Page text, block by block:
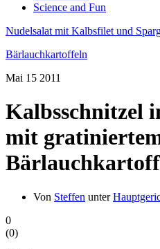
Science and Fun
Nudelsalat mit Kalbsfilet und
Bärlauchkartoffeln
Mai 15 2011
Kalbsschnitzel
mit
Von Steffen unter
0
(0)